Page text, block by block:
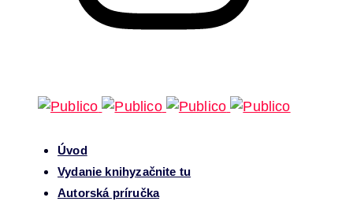
Úvod
Vydanie knihyzačnite tu
Autorská príručka